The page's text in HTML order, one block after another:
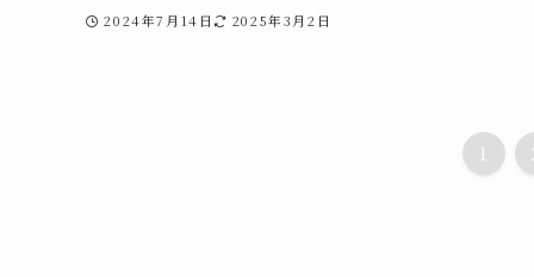
2024年7月14日 2025年3月2日
1